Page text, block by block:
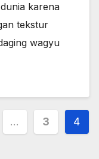
karena
tekstur
wagyu
… 3 4